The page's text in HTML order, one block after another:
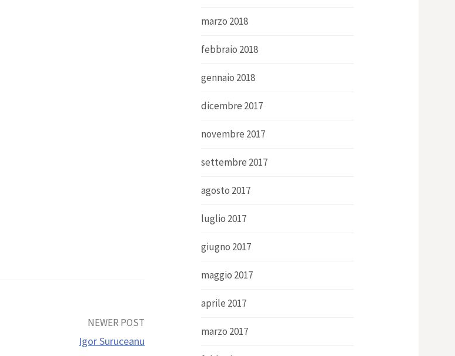
NEWER POST
Igor Suruceanu
marzo 2018
febbraio 2018
gennaio 2018
dicembre 2017
novembre 2017
settembre 2017
agosto 2017
luglio 2017
giugno 2017
maggio 2017
aprile 2017
marzo 2017